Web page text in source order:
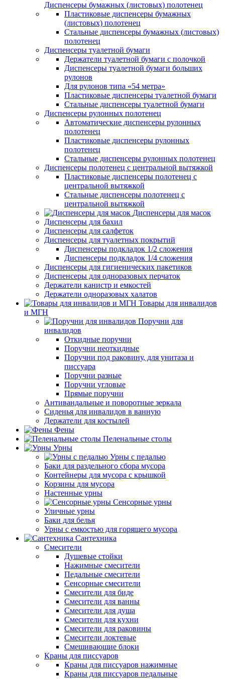
Диспенсеры бумажных (листовых) полотенец
Пластиковые диспенсеры бумажных
(листовых) полотенец
Стальные диспенсеры бумажных (листовых)
полотенец
Диспенсеры туалетной бумаги
Держатели туалетной бумаги с полочкой
Диспенсеры туалетной бумаги больших
рулонов
Для рулонов типа «54 метра»
Пластиковые диспенсеры туалетной бумаги
Стальные диспенсеры туалетной бумаги
Диспенсеры рулонных полотенец
Автоматические диспенсеры рулонных
полотенец
Пластиковые диспенсеры рулонных
полотенец
Стальные диспенсеры рулонных полотенец
Диспенсеры полотенец с центральной вытяжкой
Пластиковые диспенсеры полотенец с
центральной вытяжкой
Стальные диспенсеры полотенец с
центральной вытяжкой
Диспенсеры для масок
Диспенсеры для бахил
Диспенсеры для салфеток
Диспенсеры для туалетных покрытий
Диспенсеры подкладок 1/2 сложения
Диспенсеры подкладок 1/4 сложения
Диспенсеры для гигиенических пакетиков
Диспенсеры для одноразовых перчаток
Держатели канистр и емкостей
Держатели одноразовых халатов
Товары для инвалидов
и МГН
Поручни для
инвалидов
Откидные поручни
Поручни неоткидные
Поручни под раковину, для унитаза и
писсуара
Поручни разные
Поручни угловые
Прямые поручни
Антивандальные и поворотные зеркала
Сиденья для инвалидов в ванную
Держатели для костылей
Фены
Пеленальные столы
Урны
Урны с педалью
Баки для раздельного сбора мусора
Контейнеры для мусора с крышкой
Корзины для мусора
Настенные урны
Сенсорные урны
Уличные урны
Баки для белья
Урны с емкостью для горящего мусора
Сантехника
Смесители
Душевые стойки
Нажимные смесители
Педальные смесители
Сенсорные смесители
Смесители для биде
Смесители для ванны
Смесители для душа
Смесители для кухни
Смесители для раковины
Смесители локтевые
Смешивающие блоки
Краны для писсуаров
Краны для писсуаров нажимные
Краны для писсуаров педальные